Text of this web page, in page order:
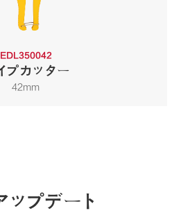
EDL350042
プカッター
42mm
プデート